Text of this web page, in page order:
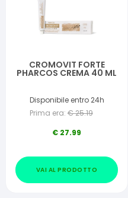
CROMOVIT FORTE
PHARCOS CREMA 40 ML
Disponibile entro 24h
Prima era: €25.19
€ 27.99
VAI AL PRODOTTO